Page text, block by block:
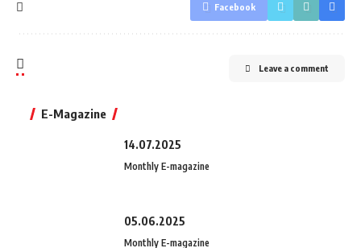
Facebook
Leave a comment
E-Magazine
14.07.2025
Monthly E-magazine
05.06.2025
Monthly E-magazine